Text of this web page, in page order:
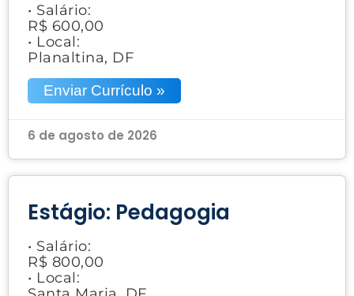
• Salário:
R$ 600,00
• Local:
Planaltina, DF
Enviar Currículo »
6 de agosto de 2026
Estágio: Pedagogia
• Salário:
R$ 800,00
• Local: